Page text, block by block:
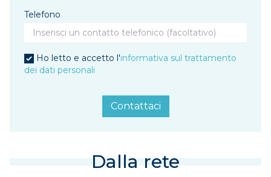
Telefono
Ho letto e accetto l'informativa sul trattamento
dei dati personali
Contattaci
Dalla rete